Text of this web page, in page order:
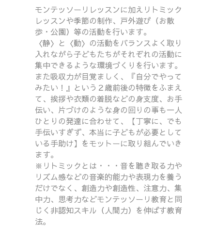
モンテッソーリレッスンに加えリトミック
レッスンや季節の制作、戸外遊び（お散
歩・公園）等の活動を行います。
〈静〉と〈動〉の活動をバランスよく取り
入れながら子どもたちがそれぞれの活動に
集中できるような環境づくりを行います。
また吸収力が目覚ましく、『自分でやって
みたい！』という２歳前後の特徴をふまえ
て、挨拶や衣類の着脱などの身支度、お手
伝い、片づけのような身の回りの事も一人
ひとりの発達に合わせて、【丁寧に、でも
手伝いすぎず、本当に子どもが必要として
いる手助け】をモットーに取り組んでいき
ます。
※リトミックとは・・・音を聴き取る力や
リズム感などの音楽的能力や表現力を養う
だけでなく、創造力や創造性、注意力、集
中力、思考力などモンテッソーリ教育と同
じく非認知スキル（人間力）を伸ばす教育
法。